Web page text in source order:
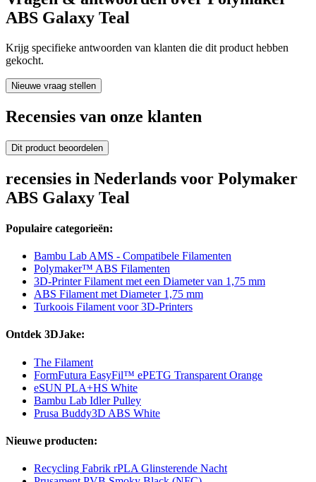
ABS Galaxy Teal
Krijg specifieke antwoorden van klanten die dit product hebben
gekocht.
Nieuwe vraag stellen
Recensies van onze klanten
Dit product beoordelen
recensies in Nederlands voor Polymaker
ABS Galaxy Teal
Populaire categorieën:
Bambu Lab AMS - Compatibele Filamenten
Polymaker™ ABS Filamenten
3D-Printer Filament met een Diameter van 1,75 mm
ABS Filament met Diameter 1,75 mm
Turkoois Filament voor 3D-Printers
Ontdek 3DJake:
The Filament
FormFutura EasyFil™ ePETG Transparent Orange
eSUN PLA+HS White
Bambu Lab Idler Pulley
Prusa Buddy3D ABS White
Nieuwe producten:
Recycling Fabrik rPLA Glinsterende Nacht